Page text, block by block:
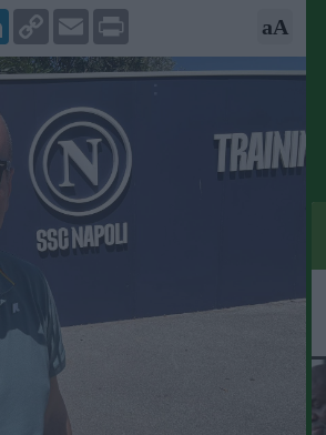
Copy
Link
Email Print aA